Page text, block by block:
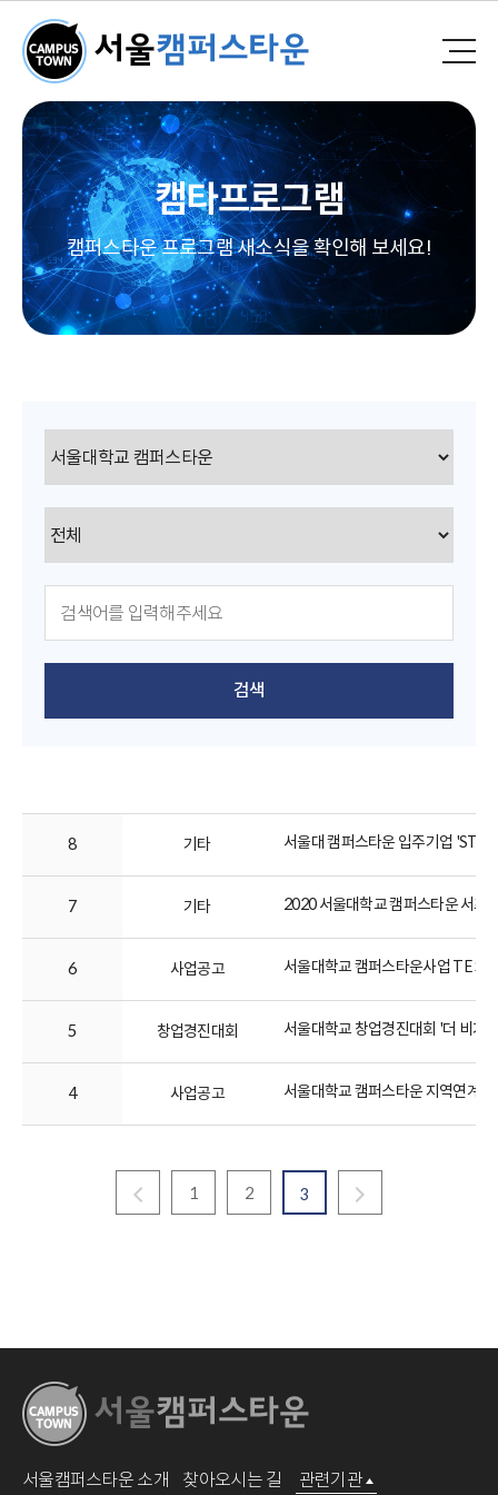
캠타프로그램
캠퍼스타운 프로그램 새소식을 확인해 보세요!
검색
8 기타 서울대 캠퍼스타운 입주기업
7 기타 2020 서울대학교 캠퍼스타운 서포
6 사업공고 서울대학교 캠퍼스타운사업 TE
5 창업경진대회 서울대학교 창업경진대회 '더 비기
4 사업공고 서울대학교 캠퍼스타운 지역연계
1 2 3
서울캠퍼스타운 소개 찾아오시는 길 관련기관